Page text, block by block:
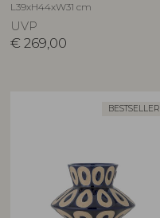
L39xH44xW31 cm
UVP
€ 269,00
BESTSELLER